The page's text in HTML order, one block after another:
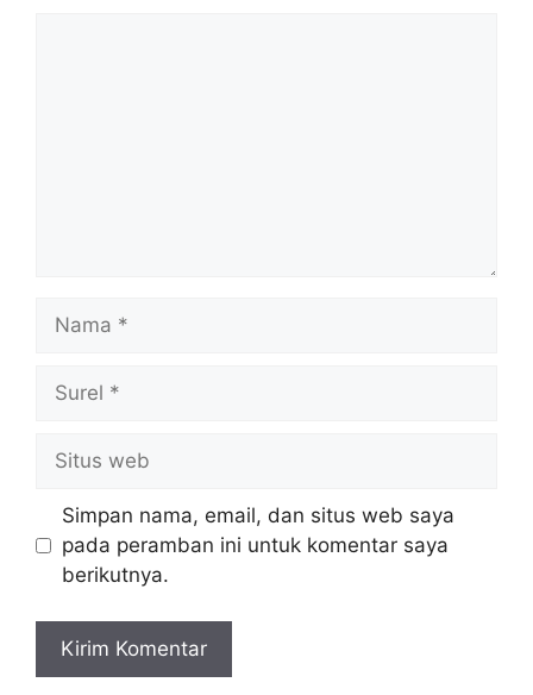
Nama
Surel
Situs
web
Simpan nama, email, dan situs web saya
pada peramban ini untuk komentar saya
berikutnya.